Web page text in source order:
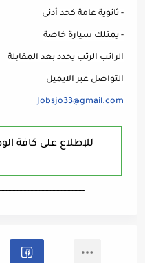
- ثانوية عامة كحد أدنى
- يمتلك سيارة خاصة
الراتب الرتب يحدد بعد المقابلة
التواصل عبر الايميل
Jobsjo33@gmail.com
للإطلاع على كافة